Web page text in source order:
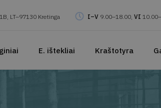
LT–97130 Kretinga I–V 9.00–18.00, VI
E. ištekliai Kraštotyra